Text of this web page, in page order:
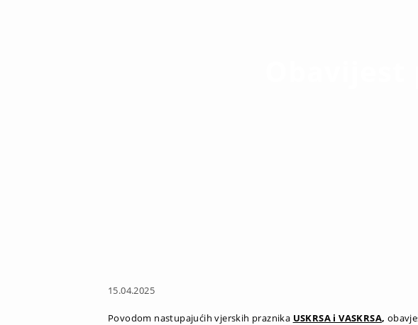
15.04.2025
Povodom nastupajućih vjerskih praznika USKRSA i VASKRSA,